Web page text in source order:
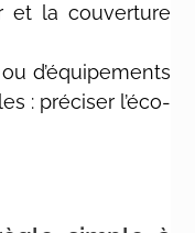
et la couverture
d’équipements
: préciser l’éco-